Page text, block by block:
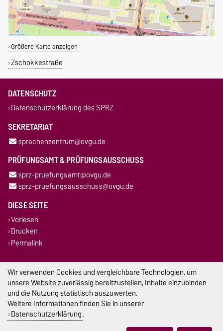
Größere Karte anzeigen
Zschokkestraße
DATENSCHUTZ
Datenschutzerklärung des SPRZ
SEKRETARIAT
sprachenzentrum@ovgu.de
PRÜFUNGSAMT & PRÜFUNGSAUSSCHUSS
sprz-pruefungsamt@ovgu.de
sprz-pruefungsausschuss@ovgu.de
DIESE SEITE
Vorlesen
Drucken
Permalink
Impressum
Datenschutz
Barrierefreiheit
Cookie-Einstellungen
Wir verwenden Cookies und vergleichbare Technologien, um
unsere Website zuverlässig bereitzustellen, Inhalte einzubinden
und die Nutzung statistisch auszuwerten.
Weitere Informationen finden Sie in unserer
Datenschutzerklärung.